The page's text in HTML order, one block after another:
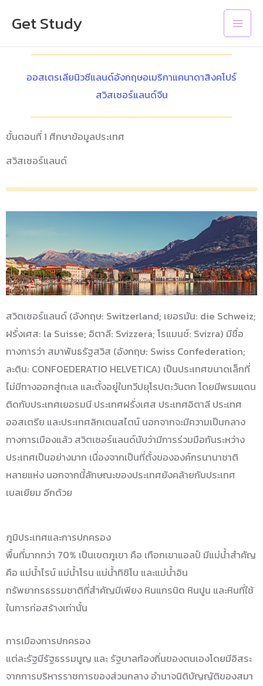
content
Get Study
Main
ออสเตรเลียนิวซีแลนด์อังกฤษอเมริกาแคนาดาสิงคโปร์
สวิสเซอร์แลนด์จีน
ขั้นตอนที่ 1 ศีกษาข้อมูลประเทศ
สวิสเซอร์แลนด์
สวิตเซอร์แลนด์ (อังกฤษ: Switzerland; เยอรมัน: die Schweiz;
ฝรั่งเศส: la Suisse; อิตาลี: Svizzera; โรแมนช์: Svizra) มีชื่อ
ทางการว่า สมาพันธรัฐสวิส (อังกฤษ: Swiss Confederation;
ละติน: CONFOEDERATIO HELVETICA) เป็นประเทศขนาดเล็กที่
ไม่มีทางออกสู่ทะเล และตั้งอยู่ในทวีปยุโรปตะวันตก โดยมีพรมแดน
ติดกับประเทศเยอรมนี ประเทศฝรั่งเศส ประเทศอิตาลี ประเทศ
ออสเตรีย และประเทศลิกเตนสไตน์ นอกจากจะมีความเป็นกลาง
ทางการเมืองแล้ว สวิตเซอร์แลนด์นับว่ามีการร่วมมือกันระหว่าง
ประเทศเป็นอย่างมาก เนื่องจากเป็นที่ตั้งขององค์กรนานาชาติ
หลายแห่ง นอกจากนี้ลักษณะของประเทศยังคล้ายกับประเทศ
เบลเยียม อีกด้วย
ภูมิประเทศและการปกครอง
พื้นที่มากกว่า 70% เป็นเขตภูเขา คือ เทือกเขาแอลป์ มีแม่น้ำสำคัญ
คือ แม่น้ำไรน์ แม่น้ำโรน แม่น้ำทิซิโน และแม่น้ำอิน
ทรัพยากรธรรมชาติที่สำคัญมีเพียง หินแกรนิต หินปูน และหินที่ใช้
ในการก่อสร้างเท่านั้น
การเมืองการปกครอง
แต่ละรัฐมีรัฐธรรมนูญ และ รัฐบาลท้องถิ่นของตนเองโดยมีอิสระ
จากการบริหารราชการของส่วนกลาง อำนาจนิติบัญญัติของสมา